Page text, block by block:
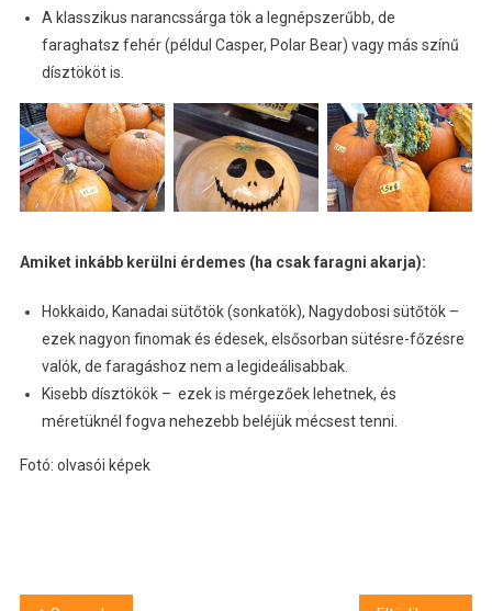
A klasszikus narancssárga tök a legnépszerűbb, de
faraghatsz fehér (példul Casper, Polar Bear) vagy más színű
dísztököt is.
Amiket inkább kerülni érdemes (ha csak faragni akarja):
Hokkaido, Kanadai sütőtök (sonkatök), Nagydobosi sütőtök –
ezek nagyon finomak és édesek, elsősorban sütésre-főzésre
valók, de faragáshoz nem a legideálisabbak.
Kisebb dísztökök – ezek is mérgezőek lehetnek, és
méretüknél fogva nehezebb beléjük mécsest tenni.
Fotó: olvasói képek